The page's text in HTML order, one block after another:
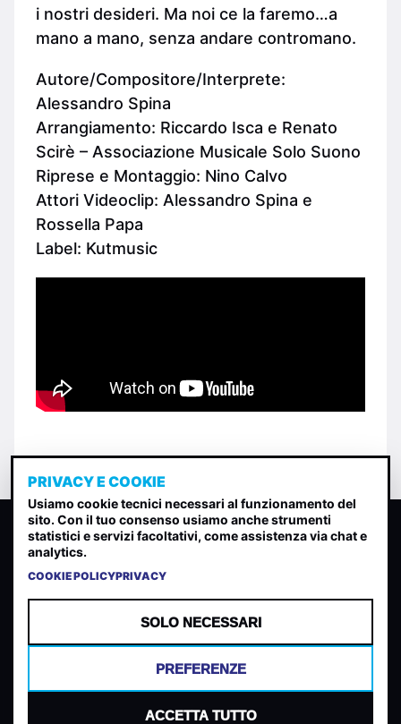
i nostri desideri. Ma noi ce la faremo…a
mano a mano, senza andare contromano.
Autore/Compositore/Interprete:
Alessandro Spina
Arrangiamento: Riccardo Isca e Renato
Scirè – Associazione Musicale Solo Suono
Riprese e Montaggio: Nino Calvo
Attori Videoclip: Alessandro Spina e
Rossella Papa
Label: Kutmusic
CLASSIFICA INDIE
Classifica per indice di gradimento generata dall analisi di
TERMINI E CONDIZIONI PRIVACY POLICY
COOKIES PREFERENZE COOKIES
PRIVACY E COOKIE
Usiamo cookie tecnici necessari al funzionamento del
sito. Con il tuo consenso usiamo anche strumenti
statistici e servizi facoltativi, come assistenza via chat e
analytics.
COOKIE POLICYPRIVACY
SOLO NECESSARI
PREFERENZE
ACCETTA TUTTO